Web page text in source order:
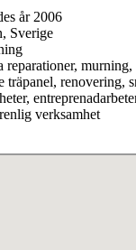
år 2006
Sverige
murning,
träpanel, renovering,
verksamhet